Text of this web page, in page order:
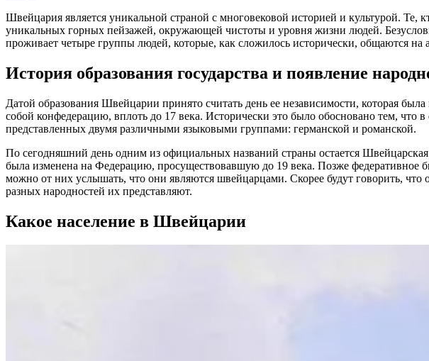
Швейцария является уникальной страной с многовековой историей и культурой.
уникальных горных пейзажей, окружающей чистоты и уровня жизни людей.
проживает четыре группы людей, которые, как сложилось исторически, общаются на
История образования государства и появление
Датой образования Швейцарии принято считать день ее независимости, которая
собой конфедерацию, вплоть до 17 века. Исторически это было обосновано тем, что
представленных двумя различными языковыми группами: германской и романской.
По сегодняшний день одним из официальных названий страны остается
была изменена на Федерацию, просуществовавшую до 19 века. Позже
можно от них услышать, что они являются швейцарцами. Скорее будут говорить,
разных народностей их представляют.
Какое население в Швейцарии